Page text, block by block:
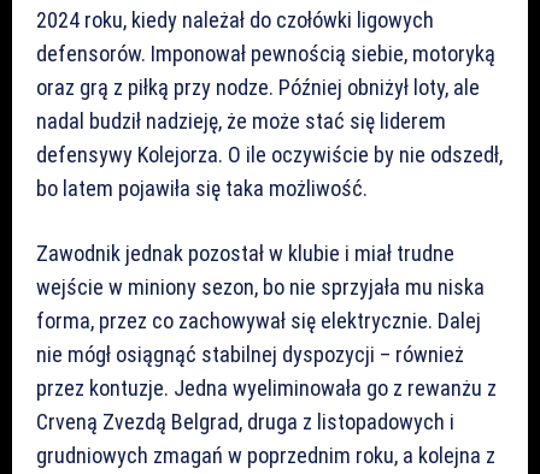
2024 roku, kiedy należał do czołówki ligowych
defensorów. Imponował pewnością siebie, motoryką
oraz grą z piłką przy nodze. Później obniżył loty, ale
nadal budził nadzieję, że może stać się liderem
defensywy Kolejorza. O ile oczywiście by nie odszedł,
bo latem pojawiła się taka możliwość.
Zawodnik jednak pozostał w klubie i miał trudne
wejście w miniony sezon, bo nie sprzyjała mu niska
forma, przez co zachowywał się elektrycznie. Dalej
nie mógł osiągnąć stabilnej dyspozycji – również
przez kontuzje. Jedna wyeliminowała go z rewanżu z
Crveną Zvezdą Belgrad, druga z listopadowych i
grudniowych zmagań w poprzednim roku, a kolejna z